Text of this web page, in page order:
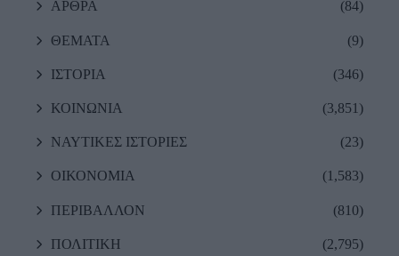
ΑΡΘΡΑ (84)
ΘΕΜΑΤΑ (9)
ΙΣΤΟΡΙΑ (346)
ΚΟΙΝΩΝΙΑ (3,851)
ΝΑΥΤΙΚΕΣ ΙΣΤΟΡΙΕΣ (23)
ΟΙΚΟΝΟΜΙΑ (1,583)
ΠΕΡΙΒΑΛΛΟΝ (810)
ΠΟΛΙΤΙΚΗ (2,795)